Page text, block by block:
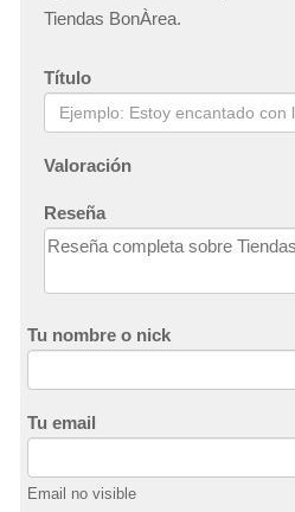
Tiendas BonÀrea.
Título
Valoración
Reseña
Tu nombre o nick
Tu email
Email no visible